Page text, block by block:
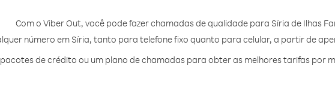
Com o Viber Out, você pode fazer chamadas de qualidade para Síria de Ilhas
número em Síria, tanto para telefone fixo quanto para celular, a partir de
de crédito ou um plano de chamadas para obter as melhores tarifas por